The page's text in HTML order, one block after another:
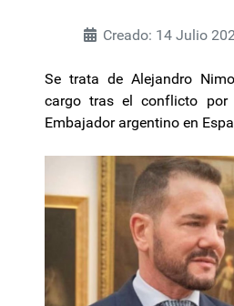
Creado: 14 Julio
Se trata de Alejandro
cargo tras el conflicto por
Embajador argentino en